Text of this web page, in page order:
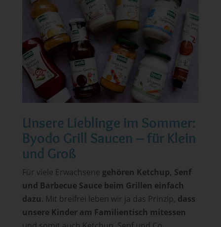
Unsere Lieblinge im Sommer:
Byodo Grill Saucen – für Klein
und Groß
Für viele Erwachsene gehören Ketchup, Senf
und Barbecue Sauce beim Grillen einfach
dazu. Mit breifrei leben wir ja das Prinzip, dass
unsere Kinder am Familientisch mitessen